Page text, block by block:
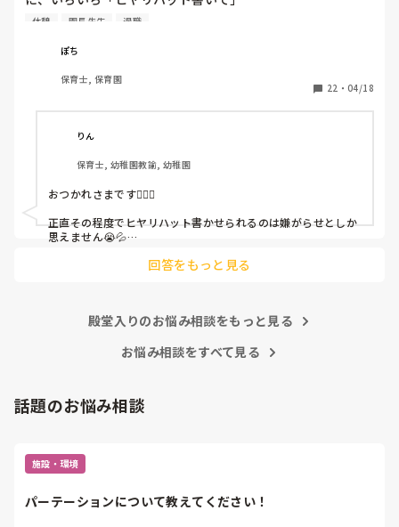
と書かされ
（そう言う本人は書かない）
しかも、上司に↑この内容でも
ちゃんと考えて対策を練って書き込むようにと。
呼ばれて一緒に対策を考えさせられること多数
これだけで30〜40分拘束されて辛いです
皆さんの園はどうですか?
休憩 園長先生 退職
ぽち
保育士, 保育園
22 ・ 04/18
りん
保育士, 幼稚園教諭, 幼稚園
おつかれさまです🙇🏻‍♀️
正直その程度でヒヤリハット書かせられるのは嫌がらせとしか
思えません😭💦
回答をもっと見る
殿堂入りのお悩み相談をもっと見る
お悩み相談をすべて見る
話題のお悩み相談
施設・環境
パーテーションについて教えてください！